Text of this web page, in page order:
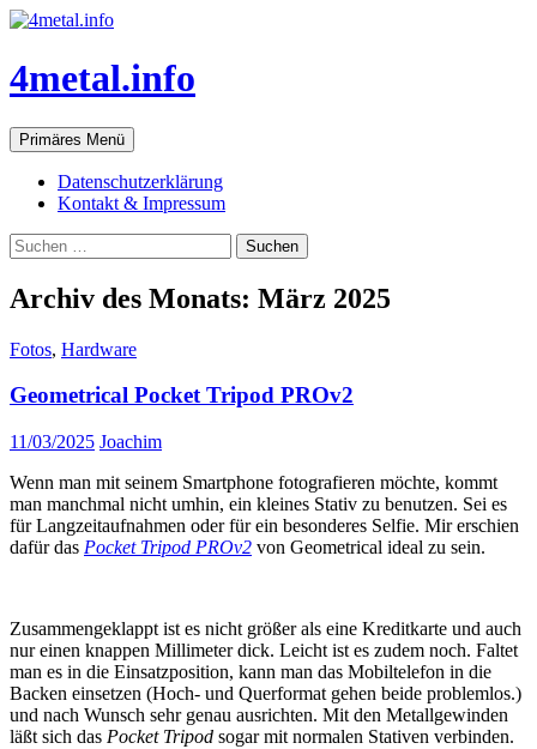
Zum
springen
4metal.info
Suchen
Primäres Menü
Datenschutzerklärung
Kontakt & Impressum
Suchen
nach:
Archiv des Monats: März 2025
Fotos, Hardware
Geometrical Pocket Tripod PROv2
11/03/2025 Joachim
Wenn man mit seinem Smartphone fotografieren möchte, kommt
man manchmal nicht umhin, ein kleines Stativ zu benutzen. Sei es
für Langzeitaufnahmen oder für ein besonderes Selfie. Mir erschien
dafür das Pocket Tripod PROv2 von Geometrical ideal zu sein.
Zusammengeklappt ist es nicht größer als eine Kreditkarte und auch
nur einen knappen Millimeter dick. Leicht ist es zudem noch. Faltet
man es in die Einsatzposition, kann man das Mobiltelefon in die
Backen einsetzen (Hoch- und Querformat gehen beide problemlos.)
und nach Wunsch sehr genau ausrichten. Mit den Metallgewinden
läßt sich das Pocket Tripod sogar mit normalen Stativen verbinden.